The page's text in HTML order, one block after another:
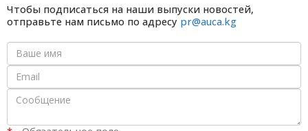
Чтобы подписаться на наши выпуски новостей,
отправьте нам письмо по адресу pr@auca.kg